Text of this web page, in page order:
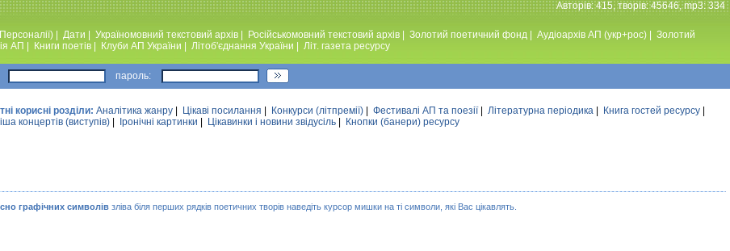
Авторiв: 415, творiв: 45646, mp3: 334
Дати Україномовний текстовий архiв Російськомовний текстовий архів Золотий поетичний фонд Аудiоархiв АП (укр+рос)
Золотий
АП Книги поетiв Клуби АП України Лiтоб'єднання України Лiт. газета ресурсу
пароль:
корисні розділи: Аналiтика жанру Цікаві посилання Конкурси (лiтпремiї) Фестивалi АП та поезiї| Літературна періодика Книга гостей ресурсу
концертів (виступів) Iронiчнi картинки Цікавинки і новини звідусіль Кнопки (банери) ресурсу
графічних символів зліва біля перших рядків поетичних творів наведіть курсор мишки на ті символи, які Вас цікавлять.